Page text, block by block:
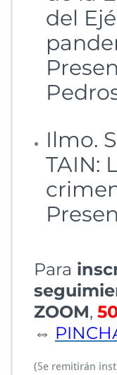
del
Ilmo.
TAIN:
Para
ZOOM,
⇔
(Se remitirán